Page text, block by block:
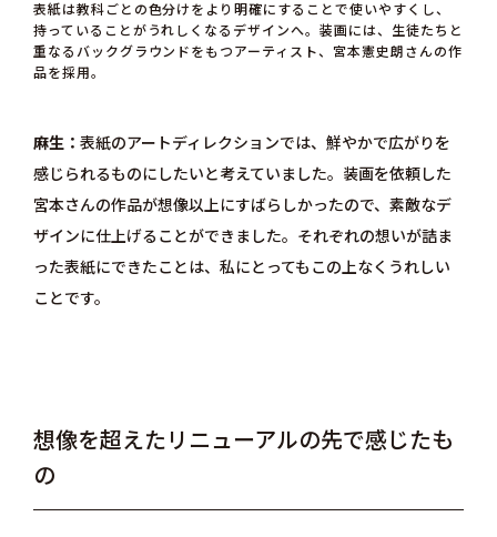
表紙は教科ごとの色分けをより明確にすることで使いやすくし、
持っていることがうれしくなるデザインへ。装画には、生徒たちと
重なるバックグラウンドをもつアーティスト、宮本憲史朗さんの作
品を採用。
麻生
表紙のアートディレクションでは、鮮やかで広がりを
感じられるものにしたいと考えていました。装画を依頼した
宮本さんの作品が想像以上にすばらしかったので、素敵なデ
ザインに仕上げることができました。それぞれの想いが詰ま
った表紙にできたことは、私にとってもこの上なくうれしい
ことです。
想像を超えたリニューアルの先で感じたも
の